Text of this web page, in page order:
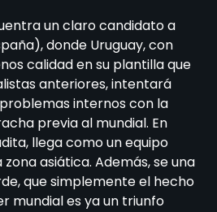
un claro candidato a
donde Uruguay, con
calidad en su plantilla que
anteriores, intentará
internos con la
previa al mundial. En
llega como un equipo
asiática. Además, se una
que simplemente el hecho
mundial es ya un triunfo